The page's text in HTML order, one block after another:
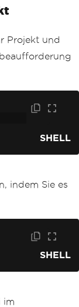
Projekt und
SHELL
indem Sie es
SHELL
im